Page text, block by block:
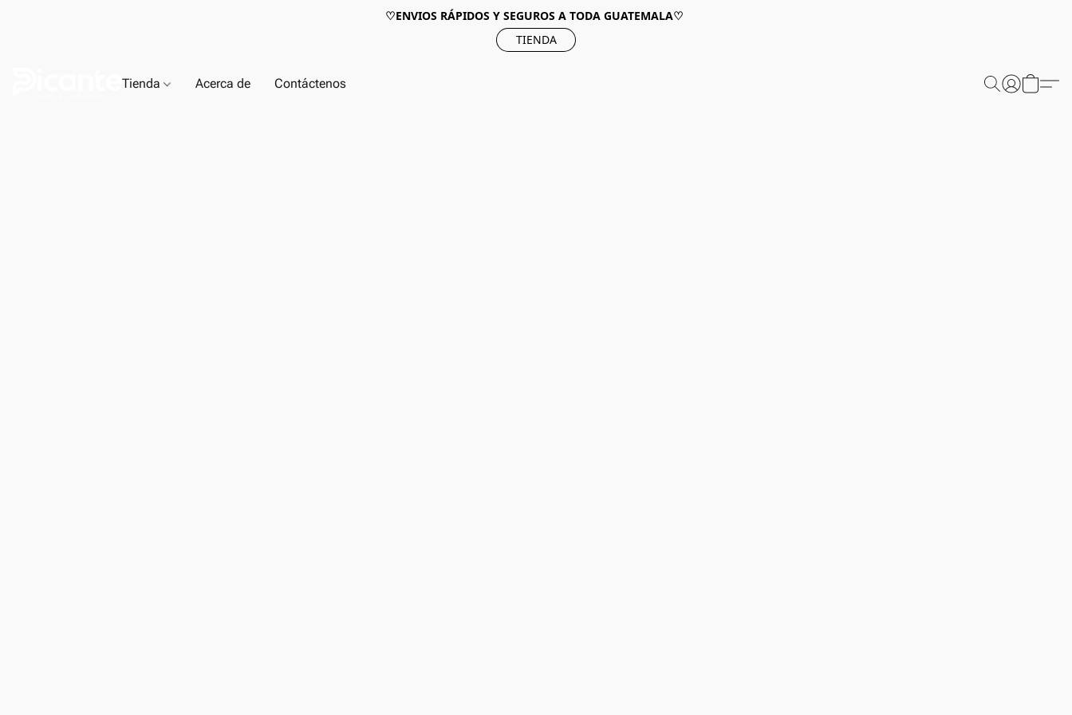
♡ENVIOS RÁPIDOS Y SEGUROS A TODA GUATEMALA♡
TIENDA
Tienda Acerca de Contáctenos